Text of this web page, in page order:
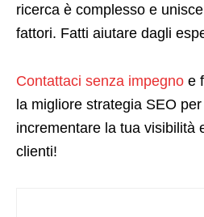
ricerca è complesso e
fattori. Fatti aiutare dagli
Contattaci senza impegno e
la migliore strategia SEO
incrementare la tua visibilità
clienti!